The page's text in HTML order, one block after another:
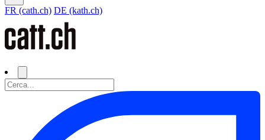
FR (cath.ch) DE (kath.ch)